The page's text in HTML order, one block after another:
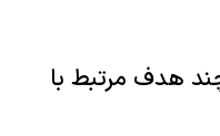
هدف مرتبط با